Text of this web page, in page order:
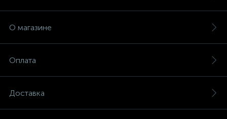
О магазине
Оплата
Доставка